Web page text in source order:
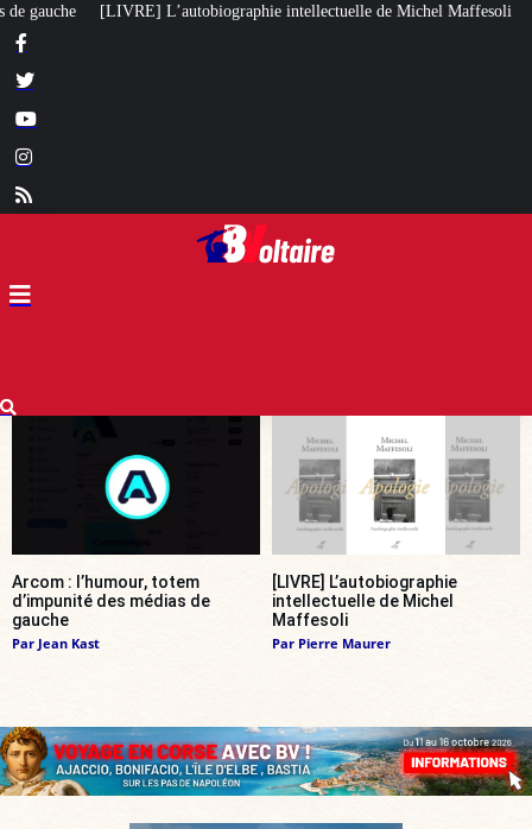
intellectuelle de Michel Maffesoli Pour regagner son influence en
Arcom : l’humour, totem
d’impunité des médias de
gauche
Par Jean Kast
[LIVRE] L’autobiographie
intellectuelle de Michel
Maffesoli
Par Pierre Maurer